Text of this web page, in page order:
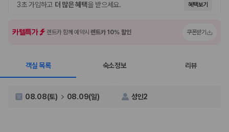
제주렌트카 가격비교는 카모아에서 한 번에
제주도 렌트카는 업체마다 차량 가격, 보험 조건, 면책금, 보상 한도, 인수
장소, 취소 규정이 다릅니다. 카모아는 여러 제주 렌트카 업체의 조건을 한
3초 가입하고 더 많은 혜택을 받으세요. 혜택보기
카텔특가 렌트카 함께 예약시렌트카 10% 할인 쿠폰받기
객실 목록 숙소정보 리뷰
08.08(토) 08.09(일) 성인2